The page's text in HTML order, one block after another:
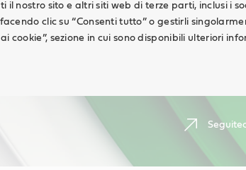
il nostro sito e altri siti web di terze parti, inclusi i
clic su “Consenti tutto” o gestirli
cookie”, sezione in cui sono disponibili ulteriori